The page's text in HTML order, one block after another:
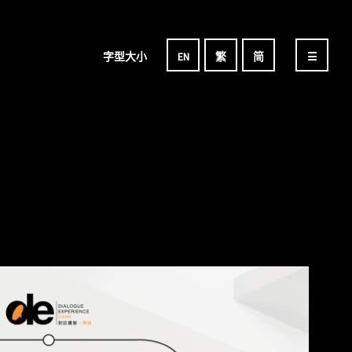
字型大小 EN 繁 简 ☰